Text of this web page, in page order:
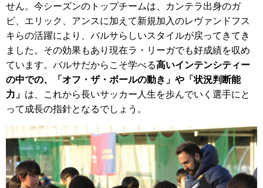
せん。今シーズンのトップチームは、カンテラ出身のガ
ビ、エリック、アンスに加えて新規加入のレヴァンドフス
キらの活躍により、バルサらしいスタイルが戻ってきてき
ました。その効果もあり現在ラ・リーガでも好成績を収め
ています。バルサだからこそ学べる高いインテンシティー
の中での、「オフ・ザ・ボールの動き」や「状況判断能
力」 は、これから長いサッカー人生を歩んでいく選手にと
って成長の指針となるでしょう。